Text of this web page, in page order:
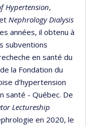
Hypertension,
Nephrology Dialysis
années, il obtenu à
subventions
en santé du
la Fondation du
d'hypertension
santé - Québec. De
Lectureship
en 2020, le